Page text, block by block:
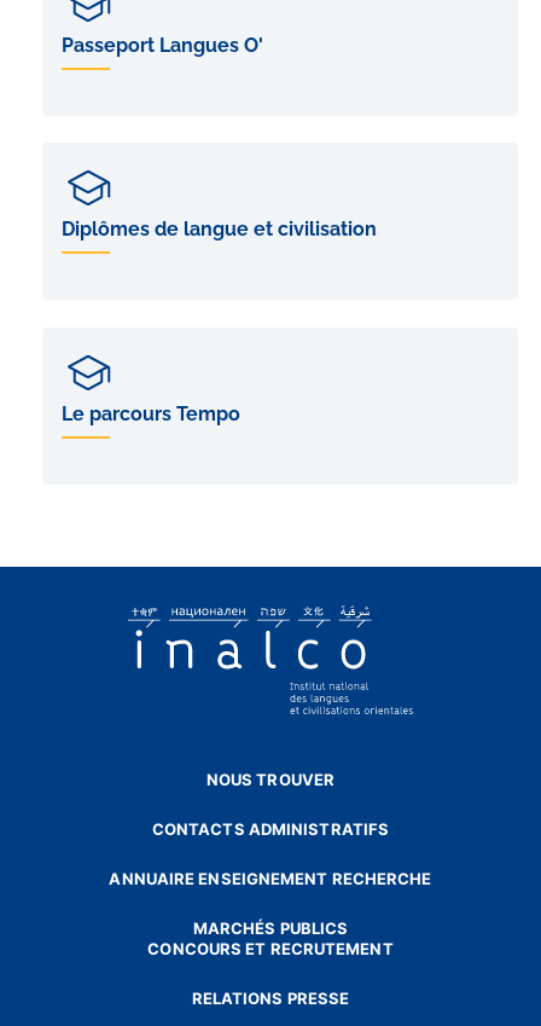
Passeport Langues O'
Diplômes de langue et civilisation
Le parcours Tempo
NOUS TROUVER
CONTACTS ADMINISTRATIFS
ANNUAIRE ENSEIGNEMENT RECHERCHE
MARCHÉS PUBLICS
CONCOURS ET RECRUTEMENT
RELATIONS PRESSE